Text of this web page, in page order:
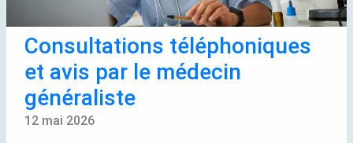
Consultations téléphoniques
et avis par le médecin
généraliste
12 mai 2026